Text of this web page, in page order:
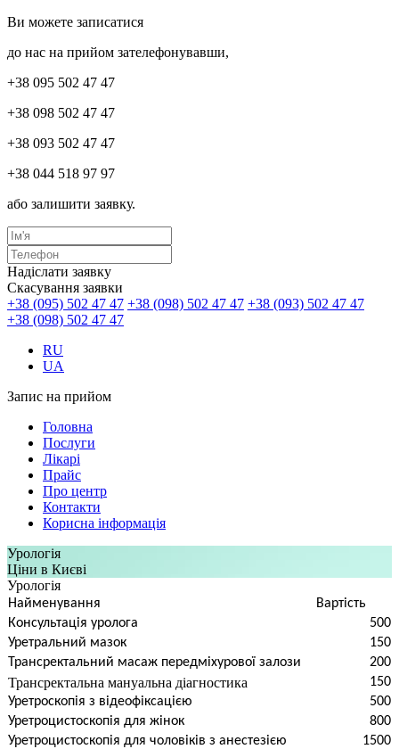
Ви можете записатися
до нас на прийом зателефонувавши,
+38 095 502 47 47
+38 098 502 47 47
+38 093 502 47 47
+38 044 518 97 97
або залишити заявку.
Надіслати заявку
Скасування заявки
+38 (095) 502 47 47 +38 (098) 502 47 47 +38 (093) 502 47 47
+38 (098) 502 47 47
RU
UA
Запис на прийом
Головна
Послуги
Лікарі
Прайс
Про центр
Контакти
Корисна інформація
Урологія
Ціни в Києві
Урологія
Найменування
Вартість
Консультація уролога
500
Уретральний мазок
150
Трансректальний масаж передміхурової залози
200
Трансректальна мануальна діагностика
150
Уретроскопія з відеофіксацією
500
Уретроцистоскопія для жінок
800
Уретроцистоскопія для чоловіків з анестезією
1500